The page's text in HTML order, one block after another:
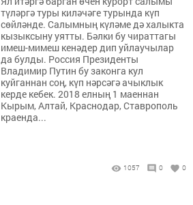
түләргә туры киләчәге турында күп
сөйләнде. Салымның күләме дә халыкта
кызыксыну уятты. Бәлки бу чираттагы
имеш-мимеш кенәдер дип уйлаучылар
да булды. Россия Президенты
Владимир Путин бу законга кул
куйганнан соң, күп нәрсәгә ачыклык
керде кебек. 2018 елның 1 маеннан
Кырым, Алтай, Краснодар, Ставрополь
краенда...
1057 0 0